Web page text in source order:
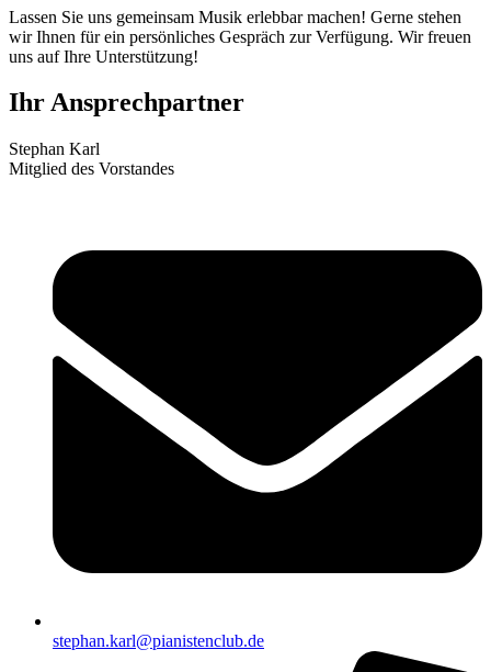
Lassen Sie uns gemeinsam Musik erlebbar machen! Gerne stehen
wir Ihnen für ein persönliches Gespräch zur Verfügung. Wir freuen
uns auf Ihre Unterstützung!
Ihr Ansprechpartner
Stephan Karl
Mitglied des Vorstandes
stephan.karl@pianistenclub.de